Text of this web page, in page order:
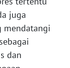
juga
mendatangi
dan